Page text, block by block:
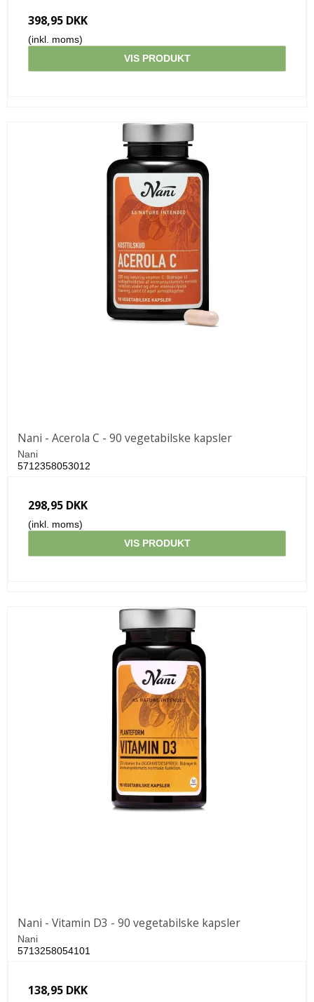
398,95 DKK
(inkl. moms)
VIS PRODUKT
Nani - Acerola C - 90 vegetabilske kapsler
Nani
5712358053012
298,95 DKK
(inkl. moms)
VIS PRODUKT
Nani - Vitamin D3 - 90 vegetabilske kapsler
Nani
5713258054101
138,95 DKK